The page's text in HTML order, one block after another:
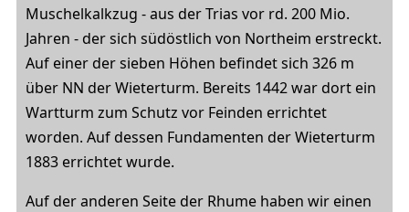
Muschelkalkzug - aus der Trias vor rd. 200 Mio.
Jahren - der sich südöstlich von Northeim erstreckt.
Auf einer der sieben Höhen befindet sich 326 m
über NN der Wieterturm. Bereits 1442 war dort ein
Wartturm zum Schutz vor Feinden errichtet
worden. Auf dessen Fundamenten der Wieterturm
1883 errichtet wurde.
Auf der anderen Seite der Rhume haben wir einen